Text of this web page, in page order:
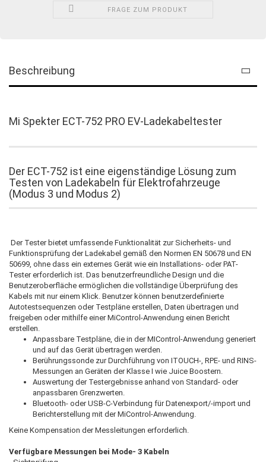
FRAGE ZUM PRODUKT
Beschreibung
Mi Spekter ECT-752 PRO EV-Ladekabeltester
Der ECT-752 ist eine eigenständige Lösung zum
Testen von Ladekabeln für Elektrofahrzeuge
(Modus 3 und Modus 2)
Der Tester bietet umfassende Funktionalität zur Sicherheits- und
Funktionsprüfung der Ladekabel gemäß den Normen EN 50678 und EN
50699, ohne dass ein externes Gerät wie ein Installations- oder PAT-
Tester erforderlich ist. Das benutzerfreundliche Design und die
Benutzeroberfläche ermöglichen die vollständige Überprüfung des
Kabels mit nur einem Klick. Benutzer können benutzerdefinierte
Autotestsequenzen oder Testpläne erstellen, Daten übertragen und
freigeben oder mithilfe einer MiControl-Anwendung einen Bericht
erstellen.
Anpassbare Testpläne, die in der MIControl-Anwendung generiert
und auf das Gerät übertragen werden.
Berührungssonde zur Durchführung von ITOUCH-, RPE- und RINS-
Messungen an Geräten der Klasse I wie Juice Boostern.
Auswertung der Testergebnisse anhand von Standard- oder
anpassbaren Grenzwerten.
Bluetooth- oder USB-C-Verbindung für Datenexport/-import und
Berichterstellung mit der MiControl-Anwendung.
Keine Kompensation der Messleitungen erforderlich.
Verfügbare Messungen bei Mode- 3 Kabeln